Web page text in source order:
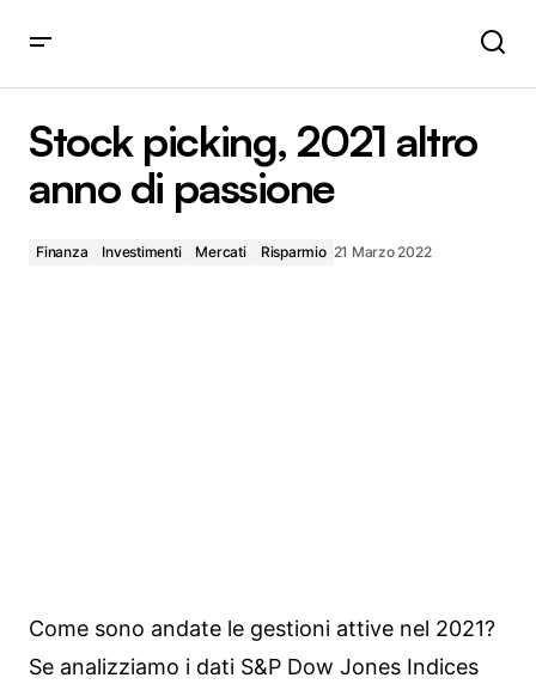
Stock picking, 2021 altro
anno di passione
Finanza Investimenti Mercati Risparmio 21 Marzo 2022
Come sono andate le gestioni attive nel 2021?
Se analizziamo i dati S&P Dow Jones Indices